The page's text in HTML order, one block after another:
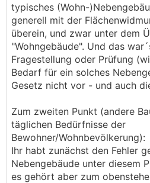
typisches (Wohn-
generell mit der
überein, und zwar unter dem
"Wohngebäude". Und das
Fragestellung oder Prüfung
Bedarf für ein solches
Gesetz nicht vor - und auch
Zum zweiten Punkt (andere
täglichen Bedürfnisse der
Bewohner/Wohnbevölkerung):
Ihr habt zunächst den Fehler
Nebengebäude unter diesem
es gehört aber zum